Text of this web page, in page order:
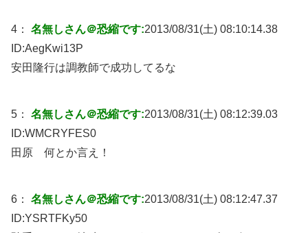
4： 名無しさん＠恐縮です:2013/08/31(土) 08:10:14.38
ID:AegKwi13P
安田隆行は調教師で成功してるな
5： 名無しさん＠恐縮です:2013/08/31(土) 08:12:39.03
ID:WMCRYFES0
田原 何とか言え！
6： 名無しさん＠恐縮です:2013/08/31(土) 08:12:47.37
ID:YSRTFKy50